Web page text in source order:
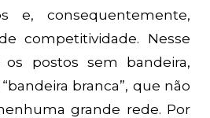
e, consequentemente,
competitividade. Nesse
postos sem bandeira,
branca”, que não
grande rede. Por